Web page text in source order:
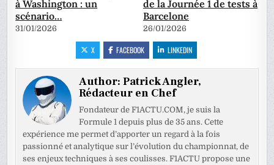
à Washington : un
scénario…
31/01/2026
de la Journée 1 de tests à
Barcelone
26/01/2026
X FACEBOOK LINKEDIN
Author:Patrick Angler,
Rédacteur en Chef
Fondateur de F1ACTU.COM, je suis la
Formule 1 depuis plus de 35 ans. Cette
expérience me permet d’apporter un regard à la fois
passionné et analytique sur l’évolution du championnat, de
ses enjeux techniques à ses coulisses. F1ACTU propose une